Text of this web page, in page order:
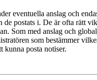
eventuella anslag och
de postats i. De är ofta rätt
Som med anslag och
som bestämmer
kunna posta notiser.